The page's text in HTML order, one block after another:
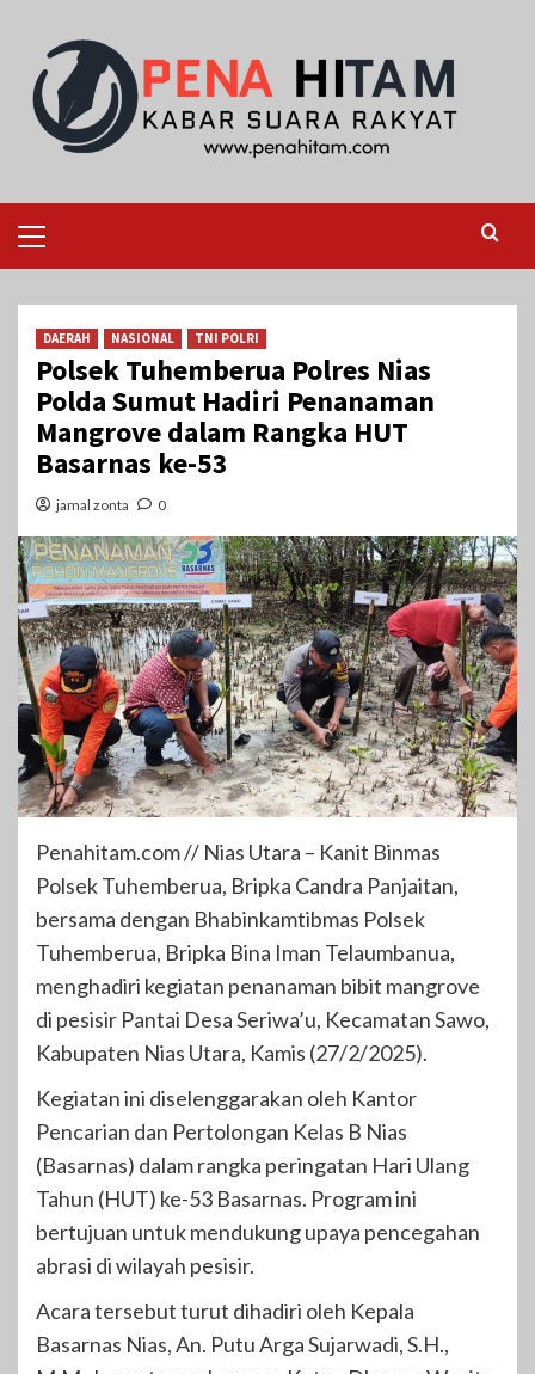
content
Menu
DAERAH NASIONAL TNI POLRI
Polsek Tuhemberua Polres Nias
Polda Sumut Hadiri Penanaman
Mangrove dalam Rangka HUT
Basarnas ke-53
jamal zonta 0
Penahitam.com // Nias Utara – Kanit Binmas
Polsek Tuhemberua, Bripka Candra Panjaitan,
bersama dengan Bhabinkamtibmas Polsek
Tuhemberua, Bripka Bina Iman Telaumbanua,
menghadiri kegiatan penanaman bibit mangrove
di pesisir Pantai Desa Seriwa’u, Kecamatan Sawo,
Kabupaten Nias Utara, Kamis (27/2/2025).
Kegiatan ini diselenggarakan oleh Kantor
Pencarian dan Pertolongan Kelas B Nias
(Basarnas) dalam rangka peringatan Hari Ulang
Tahun (HUT) ke-53 Basarnas. Program ini
bertujuan untuk mendukung upaya pencegahan
abrasi di wilayah pesisir.
Acara tersebut turut dihadiri oleh Kepala
Basarnas Nias, An. Putu Arga Sujarwadi, S.H.,